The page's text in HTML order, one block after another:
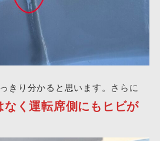
きり分かると思います。さらに
く運転席側にもヒビが